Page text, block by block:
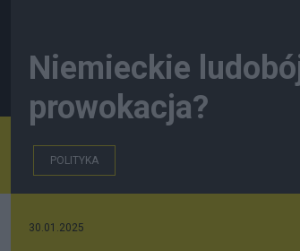
Niemieckie
prowokacja?
POLITYKA
30.01.2025